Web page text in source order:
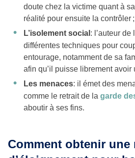
doute chez la victime quant à
réalité pour ensuite la contrôler ;
L’isolement social : l’auteur
différentes techniques pour
entourage, notamment de sa
afin qu’il puisse librement avoir
Les menaces: il émet des
comme le retrait de la garde
aboutir à ses fins.
Comment obtenir une